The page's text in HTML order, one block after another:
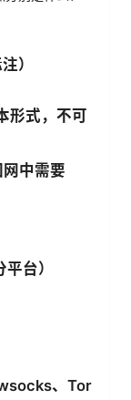
）
形式，不可
中需要
台）
、Tor